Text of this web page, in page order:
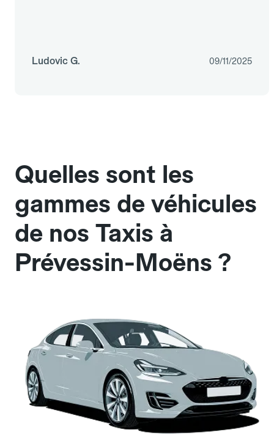
Ludovic G. 09/11/2025
Quelles sont les
gammes de véhicules
de nos Taxis à
Prévessin-Moëns ?